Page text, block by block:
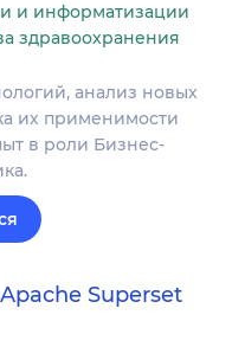
и информатизации
здравоохранения
анализ новых
их применимости
в роли Бизнес-
Superset